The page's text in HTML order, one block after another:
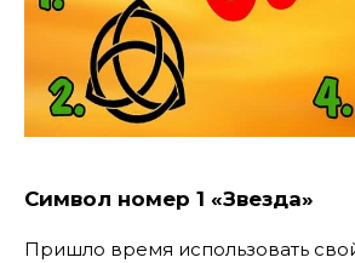
Символ номер 1 «Звезда»
Пришло время использовать